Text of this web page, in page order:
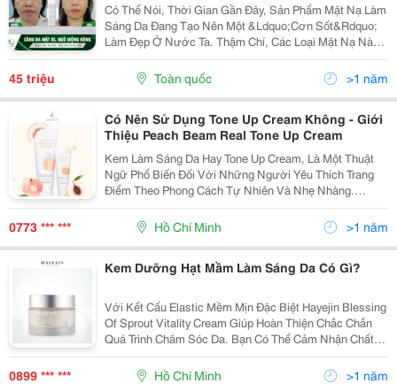
Có Thể Nói, Thời Gian Gần Đây, Sản Phẩm Mặt Nạ Làm
Sáng Da Đang Tạo Nên Một &Ldquo;Cơn Sốt&Rdquo;
Làm Đẹp Ở Nước Ta. Thậm Chí, Các Loại Mặt Nạ Này
Còn Trở Thành Chủ Đề Được Thảo Luận Rầm Rộ Trên
Các Diễn Đàn Thẩm Mỹ. Tuy Nhiên, Cho Đến Hiện Tại
45 triệu Toàn quốc >1 năm
Có Nên Sử Dụng Tone Up Cream Không - Giới
Thiệu Peach Beam Real Tone Up Cream
Kem Làm Sáng Da Hay Tone Up Cream, Là Một Thuật
Ngữ Phổ Biến Đối Với Những Người Yêu Thích Trang
Điểm Theo Phong Cách Tự Nhiên Và Nhẹ Nhàng.
Nhưng Liệu Việc Này Có Đáng Giá Và Có Phải Là Sự
Lựa Chọn Phù Hợp Cho Bạn Không? Hãy Cùng Đánh
Giá Célefit...
0773 *** *** Hồ Chí Minh >1 năm
Kem Dưỡng Hạt Mầm Làm Sáng Da Có Gì?
Với Kết Cấu Elastic Mềm Mịn Đặc Biệt Hayejin Blessing
Of Sprout Vitality Cream Giúp Hoàn Thiện Chắc Chắn
Quá Trình Chăm Sóc Da. Bạn Có Thể Cảm Nhận Chất
Kem Bằng Đầu Ngón Tay, Kem Hayejin Thấm Nhẹ Và
Mịn Vào Da Với Kết Cấu Đàn Hồi Như Một Cái Bánh...
0899 *** *** Hồ Chí Minh >1 năm